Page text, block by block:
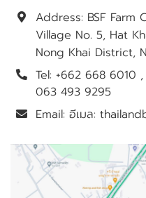
Address: BSF Farm
Village No. 5, Hat
Nong Khai District,
Tel: +662 668 6010
063 493 9295
Email: อีเมล: